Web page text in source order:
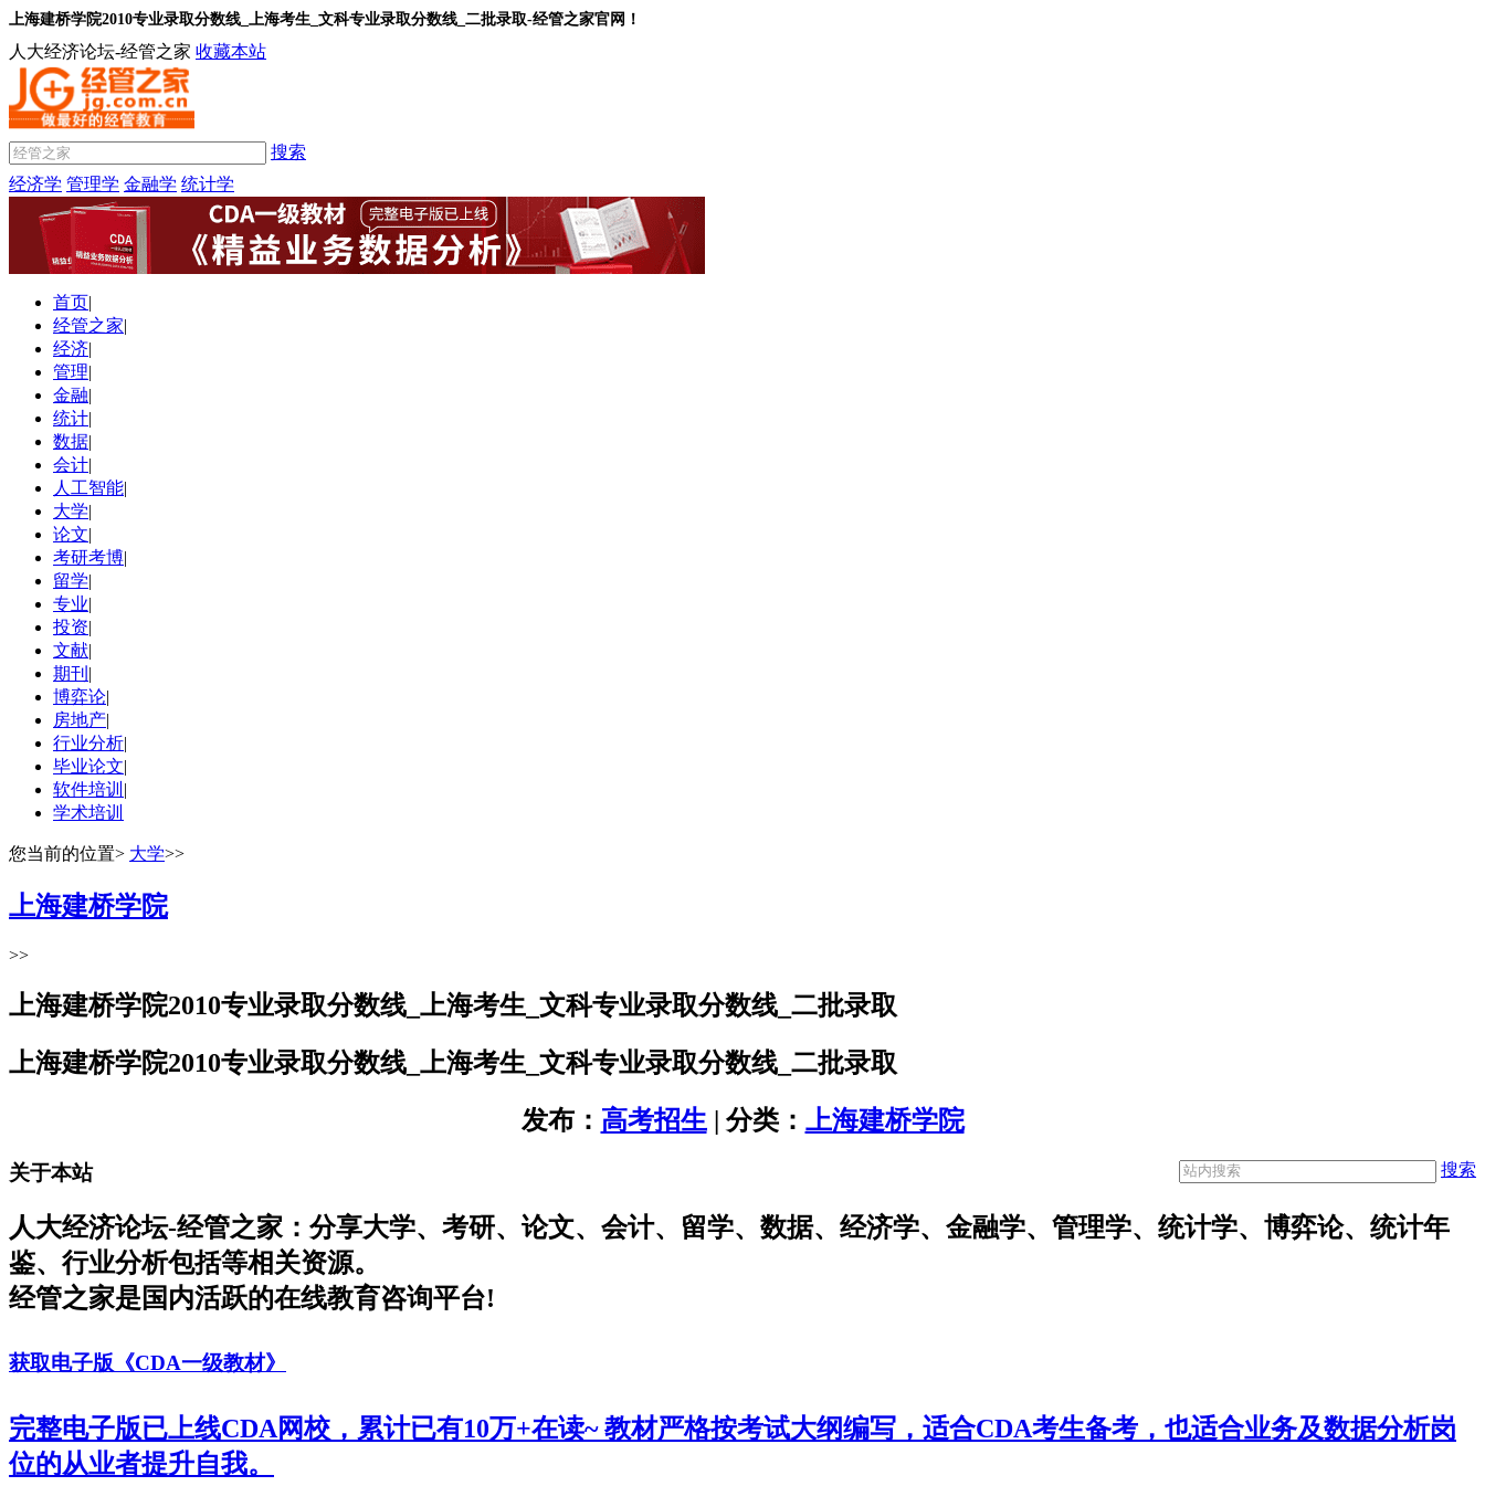
上海建桥学院2010专业录取分数线_上海考生_文科专业录取分数线_二批录取-经管之家官网！
人大经济论坛-经管之家 收藏本站
搜索
经济学 管理学 金融学 统计学
首页|
经管之家|
经济|
管理|
金融|
统计|
数据|
会计|
人工智能|
大学|
论文|
考研考博|
留学|
专业|
投资|
文献|
期刊 |
博弈论|
房地产|
行业分析|
毕业论文|
软件培训 |
学术培训
您当前的位置> 大学>>
上海建桥学院
>>
上海建桥学院2010专业录取分数线_上海考生_文科专业录取分数线_二批录取
上海建桥学院2010专业录取分数线_上海考生_文科专业录取分数线_二批录取
发布： 高考招生| 分类： 上海建桥学院
搜索
关于本站
人大经济论坛-经管之家：分享大学、考研、论文、会计、留学、数据、经济学、金融学、管理学、统计学、博弈论、统计年
鉴、行业分析包括等相关资源。
经管之家是国内活跃的在线教育咨询平台!
获取电子版《CDA一级教材》
完整电子版已上线CDA网校，累计已有10万+在读~ 教材严格按考试大纲编写，适合CDA考生备考，也适合业务及数据分析岗
位的从业者提升自我。